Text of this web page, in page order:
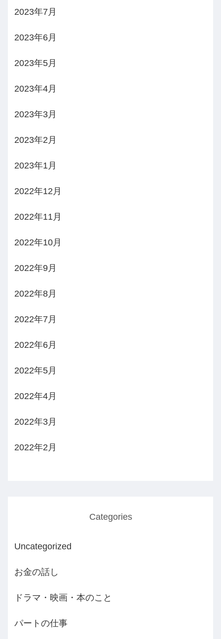
2023年7月
2023年6月
2023年5月
2023年4月
2023年3月
2023年2月
2023年1月
2022年12月
2022年11月
2022年10月
2022年9月
2022年8月
2022年7月
2022年6月
2022年5月
2022年4月
2022年3月
2022年2月
Categories
Uncategorized
お金の話し
ドラマ・映画・本のこと
パートの仕事